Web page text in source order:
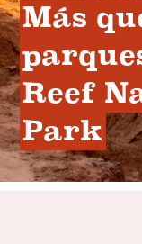
Más
Reef
Park